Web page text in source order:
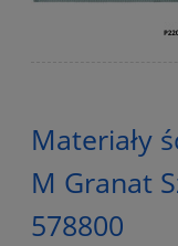
Materiały
M Granat
578800